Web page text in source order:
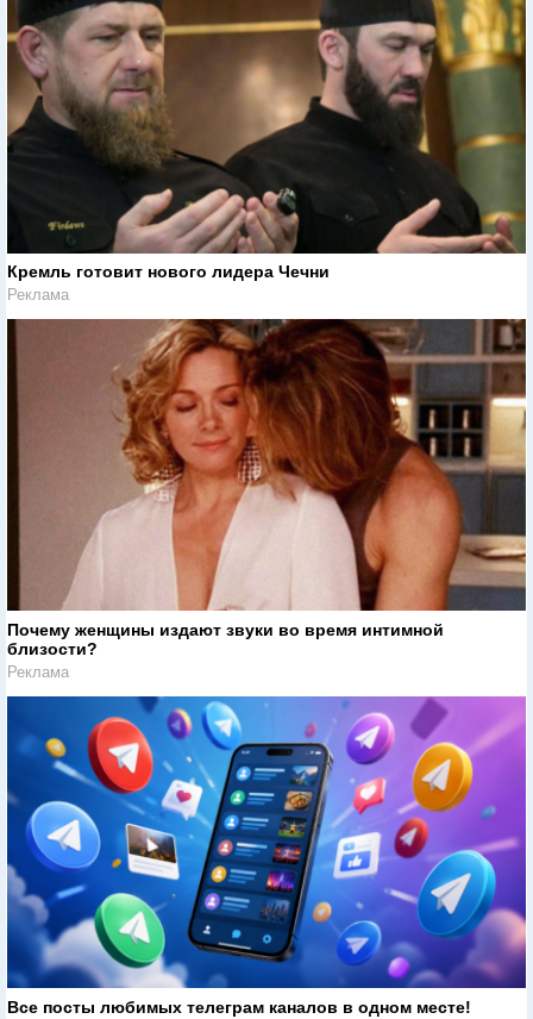
Кремль готовит нового лидера Чечни
Реклама
Почему женщины издают звуки во время интимной
близости?
Реклама
Все посты любимых телеграм каналов в одном месте!